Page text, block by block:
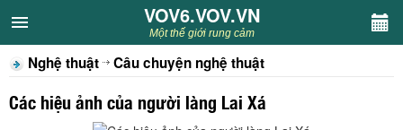
VOV6.VOV.VN
CHUYÊN MỤC
Khách VOV6
VOV6.VOV.VN
Một thế giới rung cảm
Nghệ thuật Câu chuyện nghệ thuật
Các hiệu ảnh của người làng Lai Xá